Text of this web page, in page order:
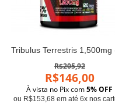
R$205,92
R$146,00
À vista no Pix com5% OFF
ou R$153,68 em até 6x nos